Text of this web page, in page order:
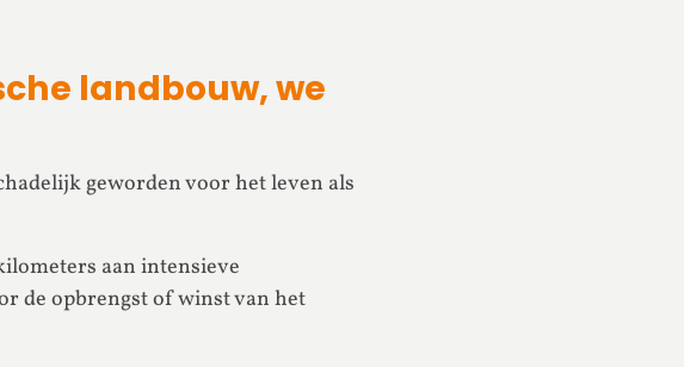
landbouw, we
geworden voor het leven als
aan intensieve
de opbrengst of winst van het